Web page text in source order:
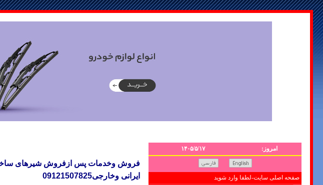
امروز: ۱۴۰۵/۵/۱۷
صفحه اصلی سایت-لطفا وارد شوید
فروش وخدمات پس ازفروش شیرهای
ایرانی وخارجی09121507825